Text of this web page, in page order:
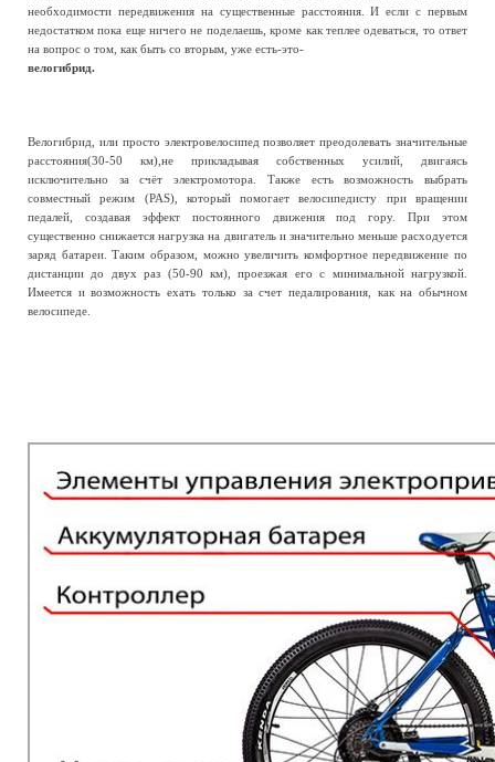
необходимости передвижения на существенные расстояния. И если с первым
недостатком пока еще ничего не поделаешь, кроме как теплее одеваться, то ответ
на вопрос о том, как быть со вторым, уже есть-это-
велогибрид.
Велогибрид, или просто электровелосипед позволяет преодолевать значительные
расстояния(30-50 км),не прикладывая собственных усилий, двигаясь
исключительно за счёт электромотора. Также есть возможность выбрать
совместный режим (PAS), который помогает велосипедисту при вращении
педалей, создавая эффект постоянного движения под гору. При этом
существенно снижается нагрузка на двигатель и значительно меньше расходуется
заряд батареи. Таким образом, можно увеличить комфортное передвижение по
дистанции до двух раз (50-90 км), проезжая его с минимальной нагрузкой.
Имеется и возможность ехать только за счет педалирования, как на обычном
велосипеде.